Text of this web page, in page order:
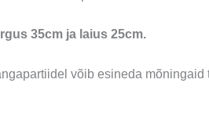
35cm ja laius 25cm.
võib esineda mõningaid